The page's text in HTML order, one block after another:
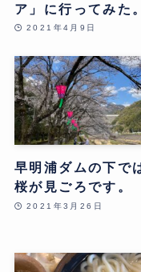
ア」に行ってみた。
2021年4月9日
早明浦ダムの下で
桜が見ごろです。
2021年3月26日